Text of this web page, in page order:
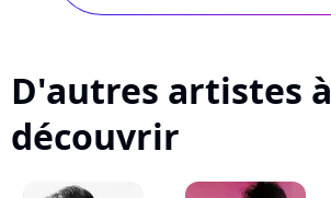
D'autres artistes à
découvrir